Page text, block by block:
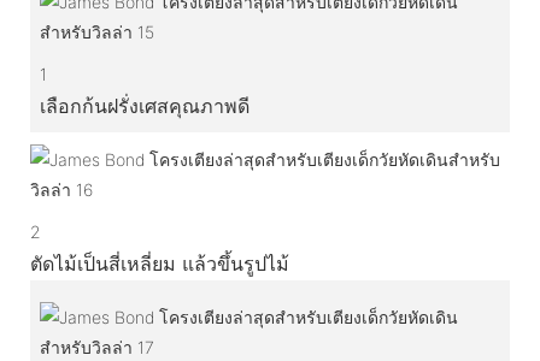
1
เลือกก้นฝรั่งเศสคุณภาพดี
2
ตัดไม้เป็นสี่เหลี่ยม แล้วขึ้นรูปไม้